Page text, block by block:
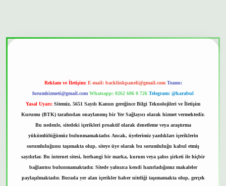
Reklam ve İletişim: E-mail: backlinkpaneli@gmail.com Teams:
forumhizmeti@gmail.com Whatsapp: 0262 606 0 726 Telegram: @karabul
Yasal Uyarı: Sitemiz, 5651 Sayılı Kanun gereğince Bilgi Teknolojileri ve İletişim
Kurumu (BTK) tarafından onaylanmış bir Yer Sağlayıcı olarak hizmet vermektedir.
Bu nedenle, sitedeki içerikleri proaktif olarak denetleme veya araştırma
yükümlülüğümüz bulunmamaktadır. Ancak, üyelerimiz yazdıkları içeriklerin
sorumluluğunu taşımakta olup, siteye üye olarak bu sorumluluğu kabul etmiş
sayılırlar. Bu internet sitesi, herhangi bir marka, kurum veya şahıs şirketi ile hiçbir
bağlantısı bulunmamaktadır. Sitede yalnızca kendi hazırladığımız makaleler
paylaşılmaktadır. Burada yer alan içerikler haber niteliği taşımamakta olup, gerçek